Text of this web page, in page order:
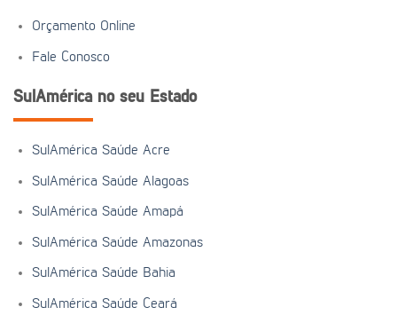
Orçamento Online
Fale Conosco
SulAmérica no seu Estado
SulAmérica Saúde Acre
SulAmérica Saúde Alagoas
SulAmérica Saúde Amapá
SulAmérica Saúde Amazonas
SulAmérica Saúde Bahia
SulAmérica Saúde Ceará